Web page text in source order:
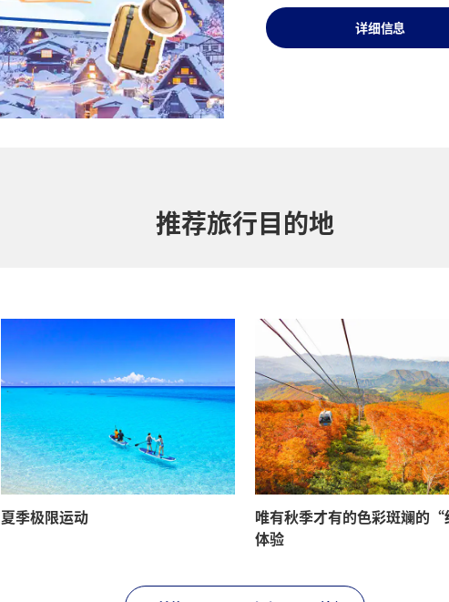
详细信息
推荐旅行目的地
夏季极限运动
唯有秋季才有的色彩斑斓的
体验